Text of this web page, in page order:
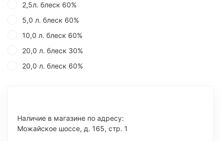
2,5л. блеск 60%
5,0 л. блеск 60%
10,0 л. блеск 60%
20,0 л. блеск 30%
20,0 л. блеск 60%
Наличие в магазине по адресу:
Можайское шоссе, д. 165, стр. 1